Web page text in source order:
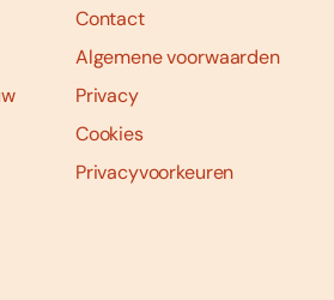
Contact
Algemene voorwaarden
Privacy
Cookies
Privacyvoorkeuren